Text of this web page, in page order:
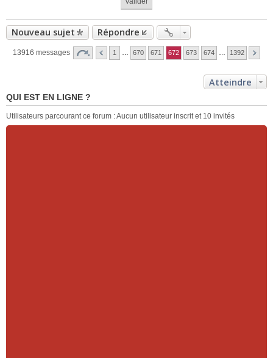
Nouveau sujet Répondre
13916 messages 1 670 671 672 673 674 1392
Atteindre
QUI EST EN LIGNE ?
Utilisateurs parcourant ce forum : Aucun utilisateur inscrit et 10 invités